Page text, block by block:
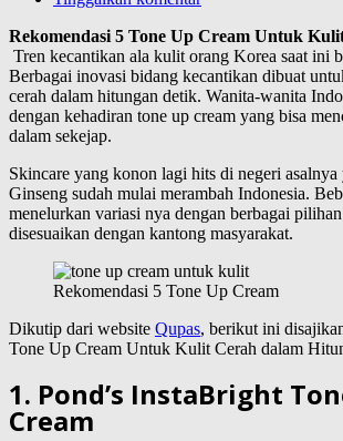
Rekomendasi 5 Tone Up Cream Untuk
Tren kecantikan ala kulit orang Korea saat ini
Berbagai inovasi bidang kecantikan dibuat
cerah dalam hitungan detik. Wanita-wanita
dengan kehadiran tone up cream yang bisa
dalam sekejap.
Skincare yang konon lagi hits di negeri
Ginseng sudah mulai merambah Indonesia.
menelurkan variasi nya dengan berbagai
disesuaikan dengan kantong masyarakat.
Rekomendasi 5 Tone Up Cream
Dikutip dari website Qupas, berikut ini
Tone Up Cream Untuk Kulit Cerah dalam
1. Pond’s InstaBright
Cream